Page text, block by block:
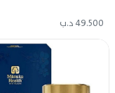
49.500 د.ب